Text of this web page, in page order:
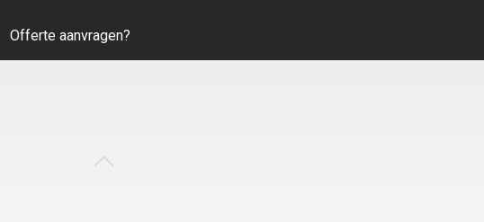
Offerte aanvragen?